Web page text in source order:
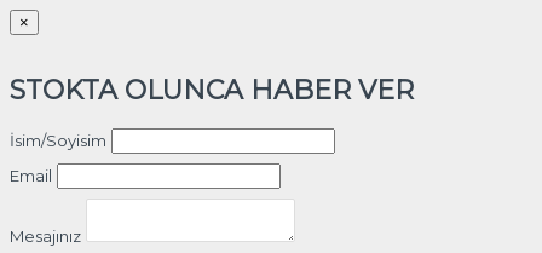
×
STOKTA OLUNCA HABER VER
İsim/Soyisim
Email
Mesajınız